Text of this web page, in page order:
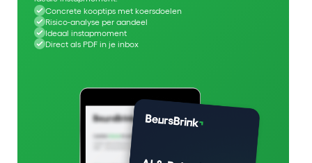
Concrete kooptips met koersdoelen
Risico-analyse per aandeel
Ideaal instapmoment
Direct als PDF in je inbox